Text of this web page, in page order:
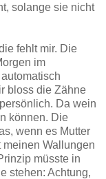
solange sie nicht
fehlt mir. Die
im
bloss die Zähne
Da wein
können. Die
wenn es Mutter
meinen Wallungen
müsste in
stehen: Achtung,